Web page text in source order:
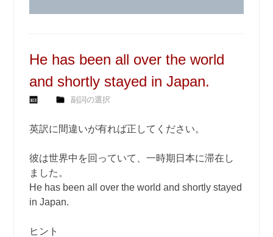
He has been all over the world
and shortly stayed in Japan.
副詞の選択
英訳に間違いが有れば正してください。
彼は世界中を回っていて、一時期日本に滞在し
ました。
He has been all over the world and shortly stayed
in Japan.
ヒント